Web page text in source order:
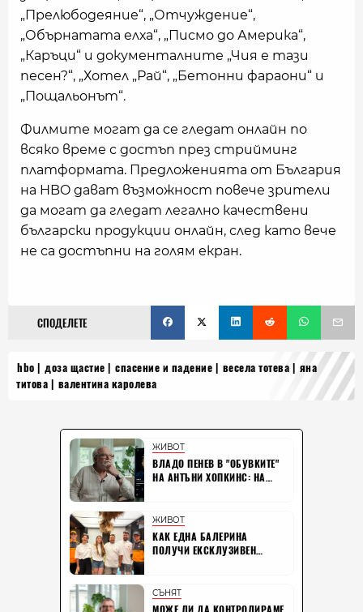
„Прелюбодеяние“, „Отчуждение“,
„Обърнатата елха“, „Писмо до Америка“,
„Каръци“ и документалните „Чия е тази
песен?“, „Хотел „Рай“, „Бетонни фараони“ и
„Пощальонът“.
Филмите могат да се гледат онлайн по
всяко време с достъп през стрийминг
платформата. Предложенията от България
на HBO дават възможност повече зрители
да могат да гледат легално качествени
български продукции онлайн, след като вече
не са достъпни на голям екран.
СПОДЕЛЕТЕ
hbo доза щастие спасение и падение весела тотева
яна
титова
валентина каролева